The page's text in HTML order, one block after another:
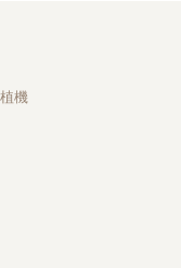
満足、です。
くれました。
機